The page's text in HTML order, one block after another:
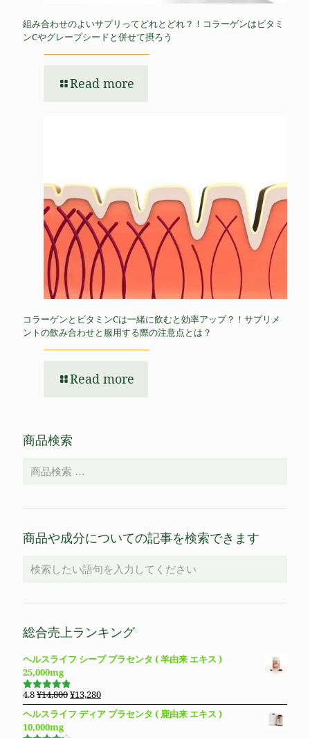
組み合わせのよいサプリってどれとどれ？！コラーゲンはビタミ
ンCやグレープシードと併せて摂ろう
Read more
コラーゲンとビタミンCは一緒に飲むと効率アップ？！サプリメ
ントの飲み合わせと服用する際の注意点とは？
Read more
商品検索
商品や成分についての記事を検索できます
総合売上ランキング
ヘルスライフ シープ プラセンタ ( 羊由来 エキス )
25,000mg
5段階で
4.83の評
価
4.8¥14,800元
の
価
¥13,280現
在
の
ヘルスライフ ディア プラセンタ ( 鹿由来 エキス )
10,000mg